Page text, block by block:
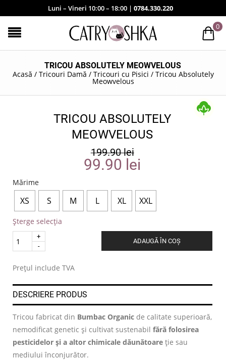
Luni – Vineri 10:00 – 18:00 | 0784.330.220
0
TRICOU ABSOLUTELY MEOWVELOUS
Acasă / Tricouri Damă / Tricouri cu Pisici / Tricou Absolutely
Meowvelous
TRICOU ABSOLUTELY
MEOWVELOUS
199.90lei
99.90 lei
Mărime
XS S M L XL XXL
Șterge selecția
Quantity
ADAUGĂ ÎN COȘ
Prețul include TVA
DESCRIERE PRODUS
Tricou fabricat din Bumbac Organic de calitate superioară,
nemodificat genetic și cultivat sustenabil fără folosirea
pesticidelor și a altor chimicale dăunătoare ție sau
mediului înconjurător.